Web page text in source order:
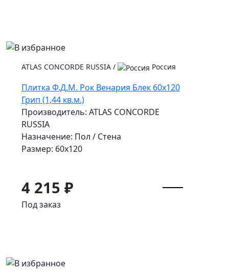
ATLAS CONCORDE RUSSIA / Россия
Плитка Ф.Д.М. Pок Венария Блек 60x120
Грип (1,44 кв.м.)
Производитель: ATLAS CONCORDE
RUSSIA
Назначение: Пол / Стена
Размер: 60x120
4 215 ₽
Под заказ